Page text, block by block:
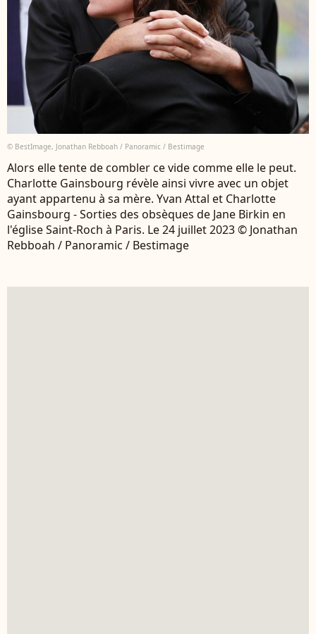
© BestImage, Jonathan Rebboah / Panoramic / Bestimage
Alors elle tente de combler ce vide comme elle le peut.
Charlotte Gainsbourg révèle ainsi vivre avec un objet
ayant appartenu à sa mère. Yvan Attal et Charlotte
Gainsbourg - Sorties des obsèques de Jane Birkin en
l'église Saint-Roch à Paris. Le 24 juillet 2023 © Jonathan
Rebboah / Panoramic / Bestimage